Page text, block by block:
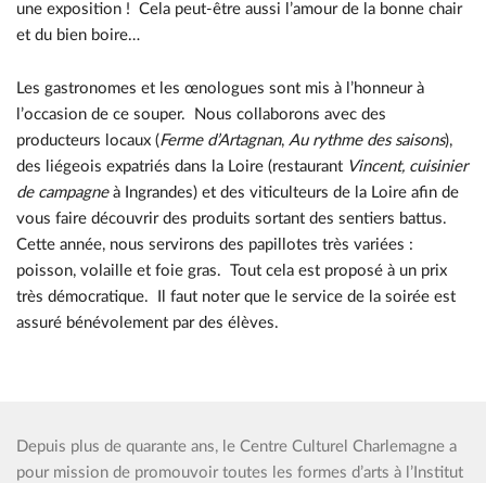
une exposition ! Cela peut-être aussi l’amour de la bonne chair
et du bien boire…
Les gastronomes et les œnologues sont mis à l’honneur à
l’occasion de ce souper. Nous collaborons avec des
producteurs locaux (Ferme d’Artagnan, Au rythme des saisons),
des liégeois expatriés dans la Loire (restaurant Vincent, cuisinier
de campagneà Ingrandes) et des viticulteurs de la Loire afin de
vous faire découvrir des produits sortant des sentiers battus.
Cette année, nous servirons des papillotes très variées :
poisson, volaille et foie gras. Tout cela est proposé à un prix
très démocratique. Il faut noter que le service de la soirée est
assuré bénévolement par des élèves.
Depuis plus de quarante ans, le Centre Culturel Charlemagne a
pour mission de promouvoir toutes les formes d’arts à l’Institut